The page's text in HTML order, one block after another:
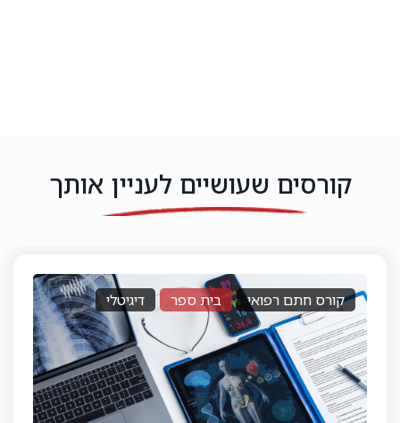
קורסים שעושיים לעניין אותך
רישיון לסוכן ביטוח פנסיוני בית ספר דיגיטלי